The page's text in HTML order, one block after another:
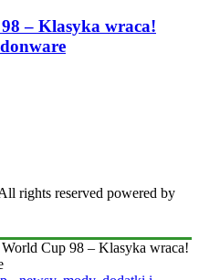
– Klasyka wraca!
rights reserved powered by
Cup 98 – Klasyka wraca!